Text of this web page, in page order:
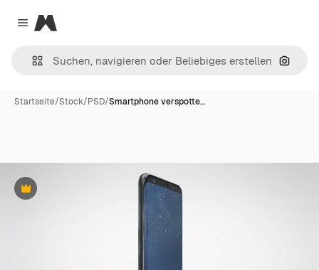
Close menu
Magnific
Nach
Startseite/Stock/PSD/Smartphone verspotte…
Premium